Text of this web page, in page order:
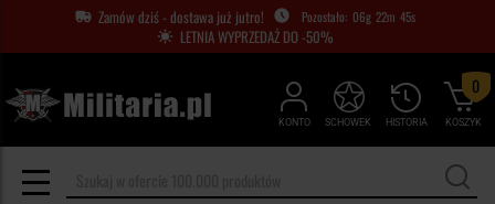
Zamów dziś - dostawa już jutro! 06g 22m 45s
LETNIA WYPRZEDAŻ DO -50%
KONTO HISTORIA
SCHOWEK KOSZYK
0